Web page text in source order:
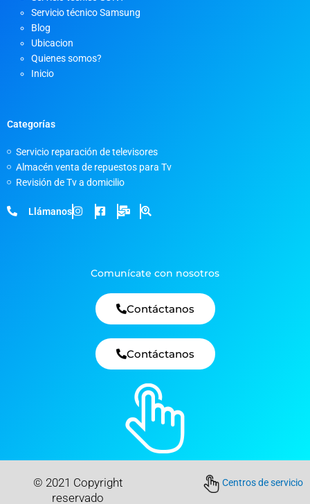
Servicio técnico Samsung
Blog
Ubicacion
Quienes somos?
Inicio
Categorías
Servicio reparación de televisores
Almacén venta de repuestos para Tv
Revisión de Tv a domicilio
Llámanos
Comunícate con nosotros
Contáctanos
Contáctanos
© 2021 Copyright
reservado
Centros de servicio